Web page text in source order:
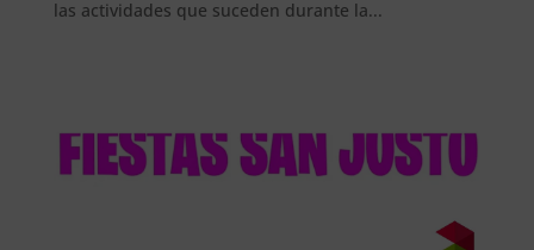
las actividades que suceden durante la...